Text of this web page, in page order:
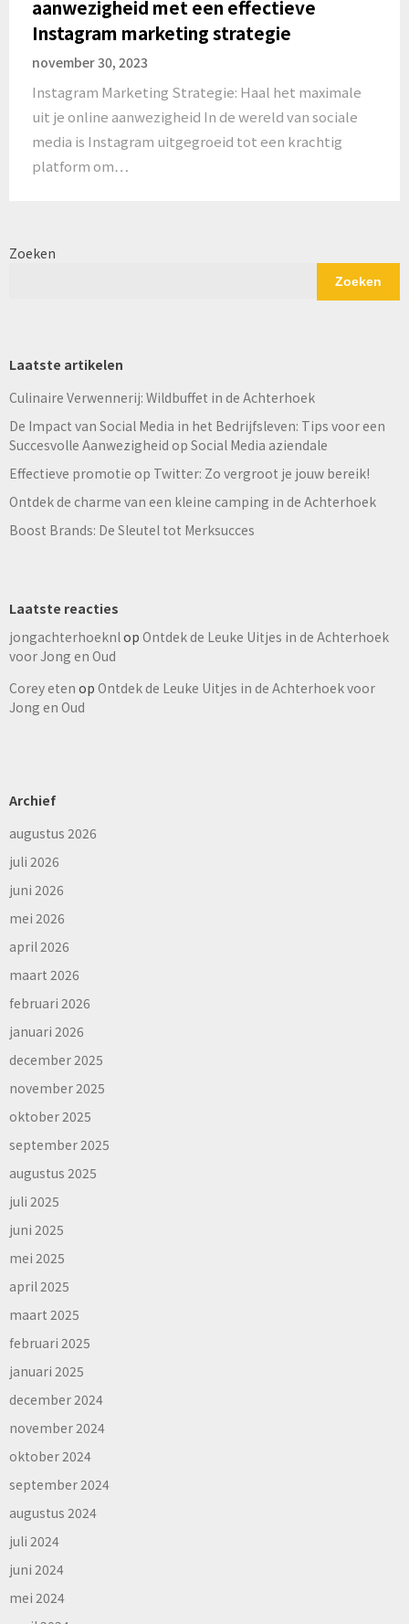
aanwezigheid met een effectieve
Instagram marketing strategie
november 30, 2023
Instagram Marketing Strategie: Haal het maximale
uit je online aanwezigheid In de wereld van sociale
media is Instagram uitgegroeid tot een krachtig
platform om…
Zoeken
Zoeken
Laatste artikelen
Culinaire Verwennerij: Wildbuffet in de Achterhoek
De Impact van Social Media in het Bedrijfsleven: Tips voor een
Succesvolle Aanwezigheid op Social Media aziendale
Effectieve promotie op Twitter: Zo vergroot je jouw bereik!
Ontdek de charme van een kleine camping in de Achterhoek
Boost Brands: De Sleutel tot Merksucces
Laatste reacties
jongachterhoeknlop Ontdek de Leuke Uitjes in de Achterhoek
voor Jong en Oud
Corey eten op Ontdek de Leuke Uitjes in de Achterhoek voor
Jong en Oud
Archief
augustus 2026
juli 2026
juni 2026
mei 2026
april 2026
maart 2026
februari 2026
januari 2026
december 2025
november 2025
oktober 2025
september 2025
augustus 2025
juli 2025
juni 2025
mei 2025
april 2025
maart 2025
februari 2025
januari 2025
december 2024
november 2024
oktober 2024
september 2024
augustus 2024
juli 2024
juni 2024
mei 2024